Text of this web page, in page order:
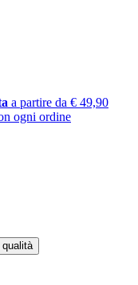
a partire da € 49,90
ogni ordine